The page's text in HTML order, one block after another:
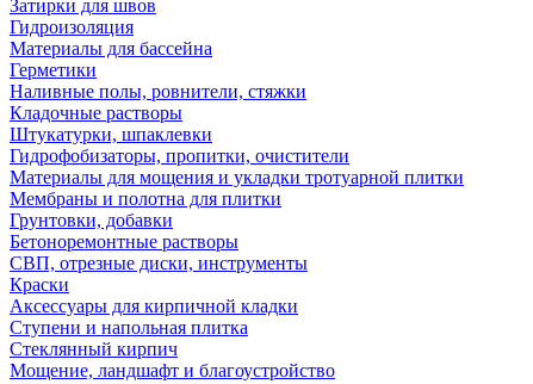
Затирки для швов
Гидроизоляция
Материалы для бассейна
Герметики
Наливные полы, ровнители, стяжки
Кладочные растворы
Штукатурки, шпаклевки
Гидрофобизаторы, пропитки, очистители
Материалы для мощения и укладки тротуарной плитки
Мембраны и полотна для плитки
Грунтовки, добавки
Бетоноремонтные растворы
СВП, отрезные диски, инструменты
Краски
Аксессуары для кирпичной кладки
Ступени и напольная плитка
Cтеклянный кирпич
Мощение, ландшафт и благоустройство